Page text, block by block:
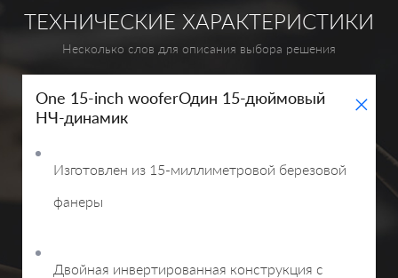
ТЕХНИЧЕСКИЕ ХАРАКТЕРИСТИКИ
Несколько слов для описания выбора решения
One 15-inch wooferОдин 15-дюймовый
НЧ-динамик
+
Изготовлен из 15-миллиметровой березовой
фанеры
Двойная инвертированная конструкция с